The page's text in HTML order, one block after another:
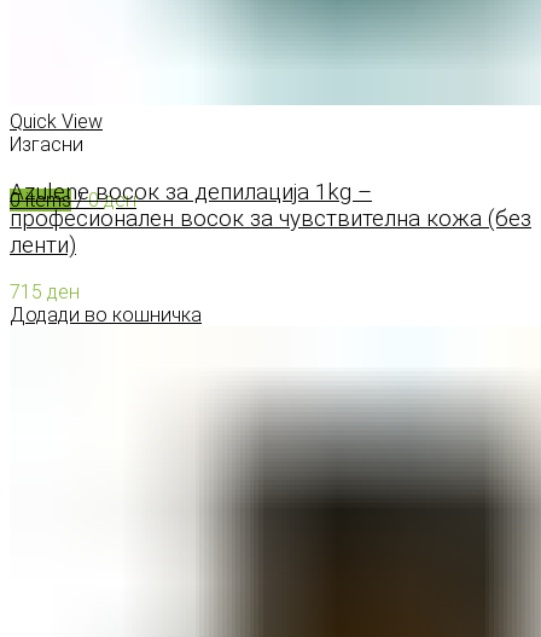
0items / 0ден
Quick View
Изгасни
Azulene восок за депилација 1kg –
професионален восок за чувствителна кожа (без
ленти)
715 ден
Додади во кошничка